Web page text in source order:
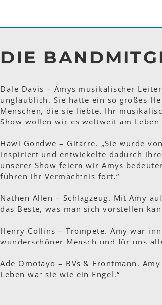
DIE
Dale Davis – Amys musikalischer
unglaublich. Sie hatte ein so großes
Menschen, die sie liebte. Ihr
Show wollen wir es weltweit am Leben
Hawi Gondwe – Gitarre. „Sie wurde
inspiriert und entwickelte dadurch
unserer Show feiern wir Amys
führen ihr Vermächtnis fort.“
Nathen Allen – Schlagzeug. Mit Amy
das Beste, was man sich vorstellen
Henry Collins – Trompete. Amy war
wunderschöner Mensch und für uns
Ade Omotayo – BVs & Frontmann.
Leben war sie wie ein Engel.“